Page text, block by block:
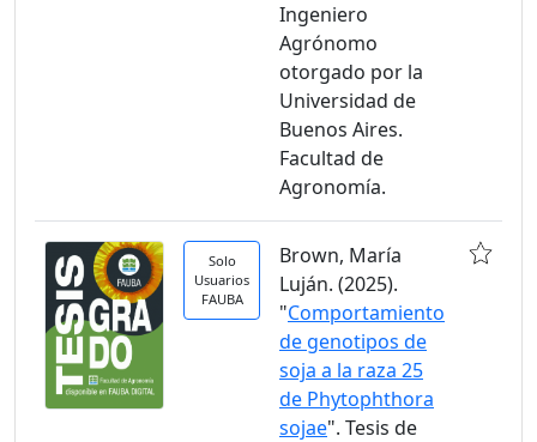
Ingeniero
Agrónomo
otorgado por la
Universidad de
Buenos Aires.
Facultad de
Agronomía.
Solo
Usuarios
FAUBA
Brown, María
Luján. (2025).
"Comportamiento
de genotipos de
soja a la raza 25
de Phytophthora
sojae". Tesis de